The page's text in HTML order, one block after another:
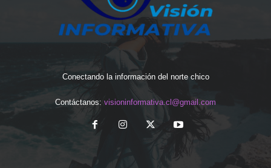
Conectando la información del norte chico
Contáctanos: visioninformativa.cl@gmail.com